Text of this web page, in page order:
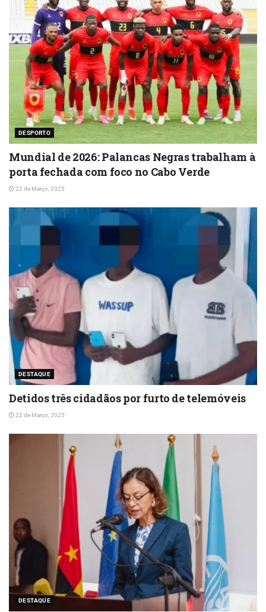
DESPORTO
Mundial de 2026: Palancas Negras trabalham à
porta fechada com foco no Cabo Verde
22 de Março, 2025
DESTAQUE
Detidos três cidadãos por furto de telemóveis
22 de Março, 2025
DESTAQUE